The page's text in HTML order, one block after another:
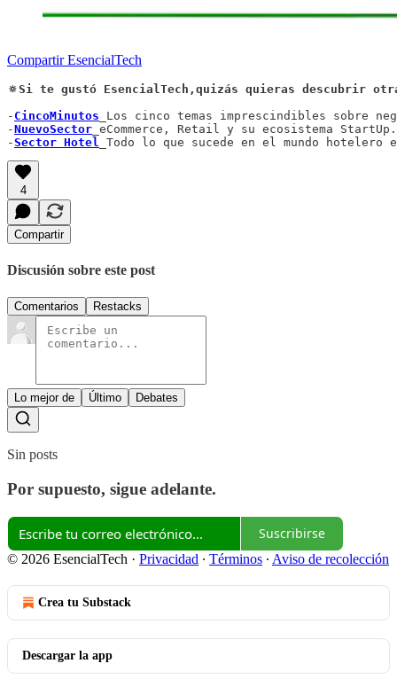
Compartir EsencialTech
🔅Si te gustó EsencialTech,quizás quieras descubrir
- CincoMinutos _Los cinco temas imprescindibles sobre
-NuevoSector _eCommerce, Retail y su ecosistema StartUp.
-Sector Hotel _Todo lo que sucede en el mundo
4
Compartir
Discusión sobre este post
Comentarios Restacks
Lo mejor de Último Debates
Sin posts
Por supuesto, sigue adelante.
Suscribirse
© 2026 EsencialTech · Privacidad ∙ Términos ∙ Aviso de recolección
Crea tu Substack
Descargar la app